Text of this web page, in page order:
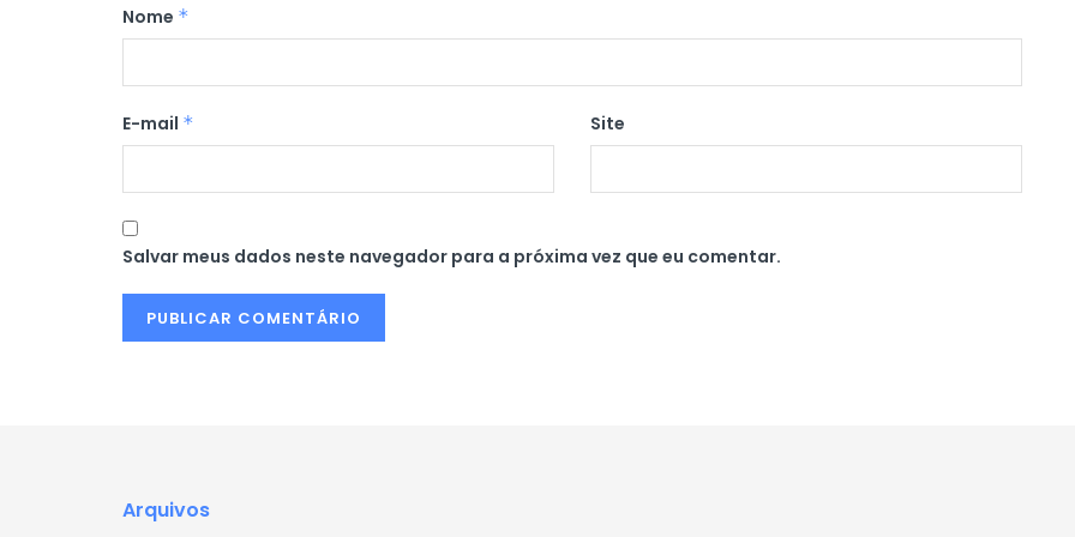
Nome *
E-mail * Site
Salvar meus dados neste navegador para a próxima vez que eu comentar.
Arquivos